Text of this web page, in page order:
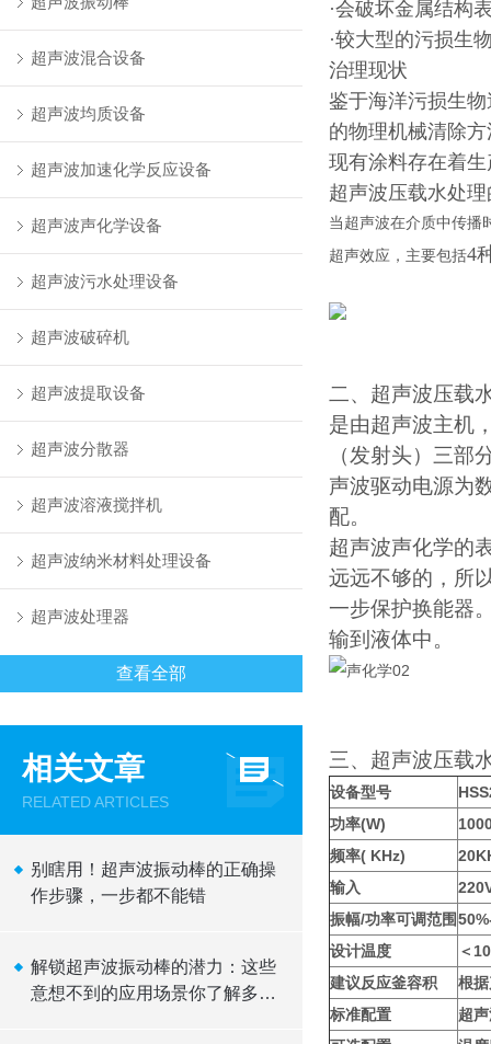
超声波混合设备
超声波均质设备
超声波加速化学反应设备
超声波声化学设备
超声波污水处理设备
超声波破碎机
超声波提取设备
超声波分散器
超声波溶液搅拌机
超声波纳米材料处理设备
超声波处理器
查看全部
相关文章
RELATED ARTICLES
别瞎用！超声波振动棒的正确操
作步骤，一步都不能错
解锁超声波振动棒的潜力：这些
意想不到的应用场景你了解多
·会破坏金属结构
·较大型的污损生
治理现状
鉴于海洋污损生
的物理机械清除
现有涂料存在着
超声波压载水处
当超声波在介质中传播
超声效应，主要包括4
二、超声波压载
是由超声波主机
（发射头）三
声波驱动电源为
配。
超声波声化学的
远远不够的，所
一步保护换能器
输到液体中。
三、超声波压载
设备型号
功率(W)
频率( KHz)
输入
振幅/功率可调范围
设计温度
＜
建议反应釜容积
根
标准配置
超